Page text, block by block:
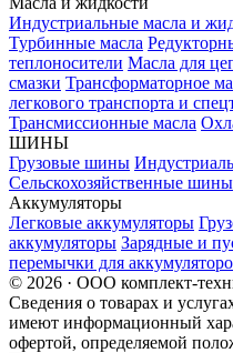
Индустриальные масла и
Турбинные масла
теплоносители Масла для
смазки Трансформаторное
легкового транспорта и
Трансмиссионные масла
ШИНЫ
Грузовые шины
Сельскохозяйственные шины
Аккумуляторы
Легковые аккумуляторы
аккумуляторы Зарядные и
перемычки для
© 2026 · ООО комплект-
Сведения о товарах и
имеют информационный
офертой, определяемой